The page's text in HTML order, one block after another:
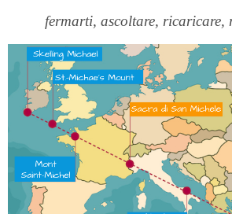
fermarti, ascoltare, ricaricare,